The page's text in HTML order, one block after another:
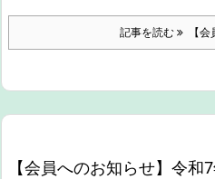
記事を読む 【会
【会員へのお知らせ】令